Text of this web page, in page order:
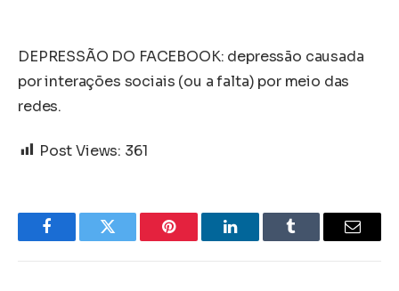
DEPRESSÃO DO FACEBOOK: depressão causada
por interações sociais (ou a falta) por meio das
redes.
Post Views: 361
FacebookTwitter Pinterest LinkedInTumblr Email